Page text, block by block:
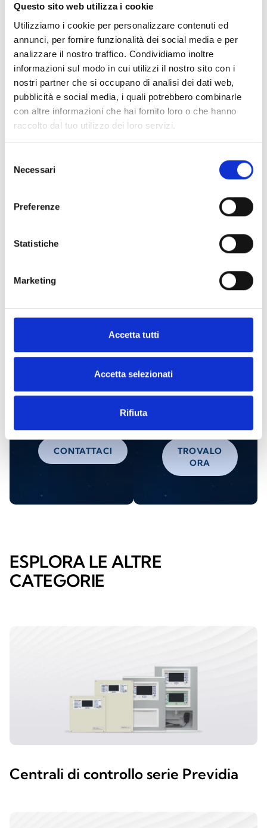
Questo sito web utilizza i cookie
Utilizziamo i cookie per personalizzare contenuti ed
annunci, per fornire funzionalità dei social media e per
analizzare il nostro traffico. Condividiamo inoltre
informazioni sul modo in cui utilizzi il nostro sito con i
nostri partner che si occupano di analisi dei dati web,
pubblicità e social media, i quali potrebbero combinarle
con altre informazioni che hai fornito loro o che hanno
raccolto dal tuo utilizzo dei loro servizi.
delNecessari
Preferenze
Statistiche
Marketing
Accetta tutti
Accetta selezionati
Rifiuta
Diffusori acustici da
parete Serie music
Diffusori acustici da
sospensione
Interessato a questo prodotto?
Richiedi
maggiori
informazioni
CONTATTACI
Trova un
distributore
TROVALO
ORA
ESPLORA LE ALTRE
CATEGORIE
Centrali di controllo serie Previdia